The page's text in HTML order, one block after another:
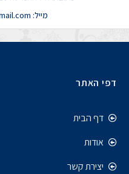
מייל: seasidehotel@gmail.com
דפי האתר
דף הבית
אודות
יצירת קשר